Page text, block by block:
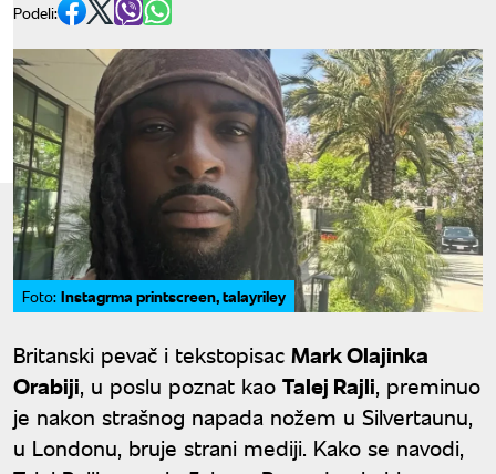
Podeli:
Foto: Instagrma printscreen, talayriley
Britanski pevač i tekstopisac Mark Olajinka
Orabiji, u poslu poznat kao Talej Rajli, preminuo
je nakon strašnog napada nožem u Silvertaunu,
u Londonu, bruje strani mediji. Kako se navodi,